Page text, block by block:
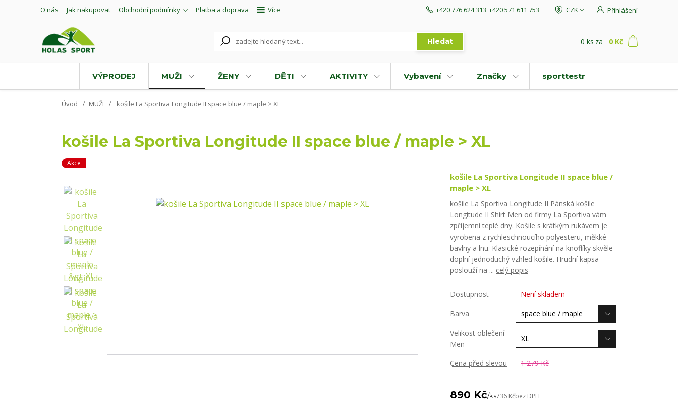
O nás Jak nakupovat Obchodní podmínky Platba a doprava Více CZK Přihlášení
Hledat
+420 776 624 313 +420 571 611 753
0 ks za 0 Kč
VÝPRODEJ MUŽI ŽENY DĚTI AKTIVITY Vybavení Značky sporttestr
Úvod MUŽI košile La Sportiva Longitude II space blue / maple > XL
košile La Sportiva Longitude II space blue / maple > XL
Akce
košile La Sportiva Longitude II space blue /
maple > XL
košile La Sportiva Longitude II Pánská košile
Longitude II Shirt Men od firmy La Sportiva vám
zpříjemní teplé dny. Košile s krátkým rukávem je
vyrobena z rychleschnoucího polyesteru, měkké
bavlny a lnu. Klasické rozepínání na knoflíky skvěle
doplní jednoduchý vzhled košile. Hrudní kapsa
poslouží na ... celý popis
Dostupnost Není skladem
Barva
Velikost oblečení
Men
Cena před slevou
1 279 Kč
890 Kč/ks736 Kčbez DPH